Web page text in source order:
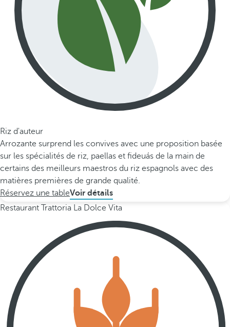
Riz d'auteur
Arrozante surprend les convives avec une proposition basée
sur les spécialités de riz, paellas et fideuás de la main de
certains des meilleurs maestros du riz espagnols avec des
matières premières de grande qualité.
Réservez une tableVoir détails
Restaurant Trattoria La Dolce Vita